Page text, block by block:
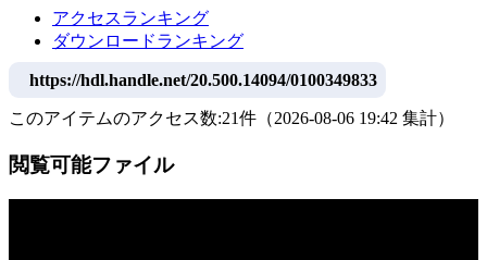
アクセスランキング
ダウンロードランキング
https://hdl.handle.net/20.500.14094/0100349833
このアイテムのアクセス数:21件 （2026-08-06 19:42 集計）
閲覧可能ファイル